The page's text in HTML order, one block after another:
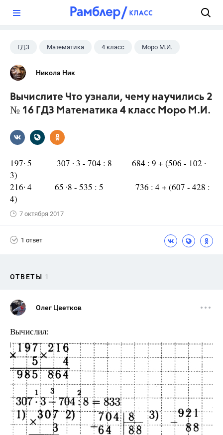
ГДЗ Математика 4 класс Моро М.И.
Никола Ник
Вычислите Что узнали, чему научились 2
№ 16 ГДЗ Математика 4 класс Моро М.И.
197∙ 5 307 ∙ 3 - 704 : 8 684 : 9 + (506 - 102 ∙
3)
216∙ 4 65 ∙8 - 535 : 5 736 : 4 + (607 - 428 :
4)
7 октября 2017
1 ответ
ОТВЕТЫ 1
Олег Цветков
Вычислил: